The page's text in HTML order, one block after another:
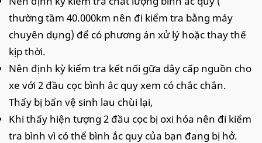
thường tầm 40.000km nên đi kiểm tra bằng máy
chuyên dụng) để có phương án xử lý hoặc thay thế
kịp thời.
Nên định kỳ kiểm tra kết nối gữa dây cấp nguồn cho
xe với 2 đầu cọc bình ắc quy xem có chắc chắn.
Thấy bị bẩn vệ sinh lau chùi lại,
Khi thấy hiện tượng 2 đầu cọc bị oxi hóa nên đi kiểm
tra bình vì có thể bình ắc quy của bạn đang bị hở.